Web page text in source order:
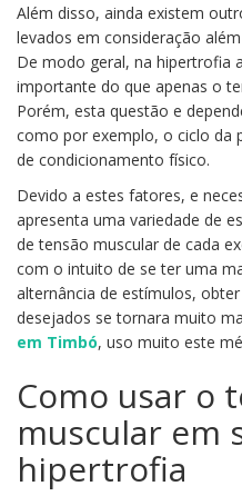
Além disso, ainda existem
levados em consideração
De modo geral, na hipertrofia
importante do que apenas o
Porém, esta questão e
como por exemplo, o ciclo da
de condicionamento físico.
Devido a estes fatores, e
apresenta uma variedade de
de tensão muscular de cada
com o intuito de se ter uma
alternância de estímulos,
desejados se tornara muito
em Timbó, uso muito este
Como usar o
muscular em
hipertrofia